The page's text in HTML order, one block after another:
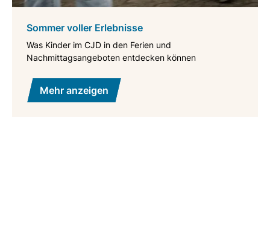
Sommer voller Erlebnisse
Was Kinder im CJD in den Ferien und
Nachmittagsangeboten entdecken können
Mehr anzeigen